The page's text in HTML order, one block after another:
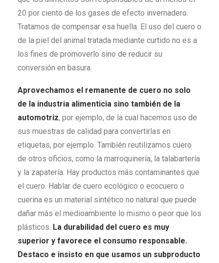
20 por ciento de los gases de efecto invernadero.
Tratamos de compensar esa huella. El uso del cuero o
de la piel del animal tratada mediante curtido no es a
los fines de promoverlo sino de reducir su
conversión en basura.
Aprovechamos el remanente de cuero no solo
de la industria alimenticia sino también de la
automotriz, por ejemplo, de la cual hacemos uso de
sus muestras de calidad para convertirlas en
etiquetas, por ejemplo. También reutilizamos cuero
de otros oficios, como la marroquinería, la talabartería
y la zapatería. Hay productos más contaminantes que
el cuero. Hablar de cuero ecológico o ecocuero o
cuerina es un material sintético no natural que puede
dañar más el medioambiente lo mismo o peor que los
plásticos. La durabilidad del cuero es muy
superior y favorece el consumo responsable.
Destaco e insisto en que usamos un subproducto